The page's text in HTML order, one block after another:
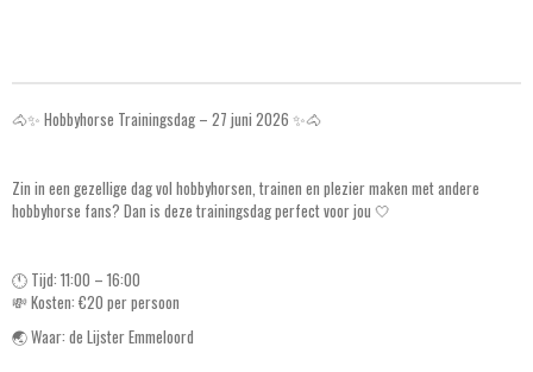
🐴✨ Hobbyhorse Trainingsdag – 27 juni 2026 ✨🐴
Zin in een gezellige dag vol hobbyhorsen, trainen en plezier maken met andere
hobbyhorse fans? Dan is deze trainingsdag perfect voor jou 🤍
🕚 Tijd: 11:00 – 16:00
💸 Kosten: €20 per persoon
🌏 Waar: de Lijster Emmeloord